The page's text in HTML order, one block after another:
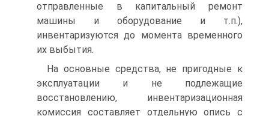
отправленные в капитальный ремонт
машины и оборудование и т.п.),
инвентаризуются до момента временного
их выбытия.
На основные средства, не пригодные к
эксплуатации и не подлежащие
восстановлению, инвентаризационная
комиссия составляет отдельную опись с